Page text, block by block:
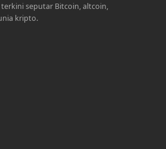
seputar Bitcoin, altcoin,
kripto.